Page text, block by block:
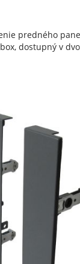
predného
dostupný v